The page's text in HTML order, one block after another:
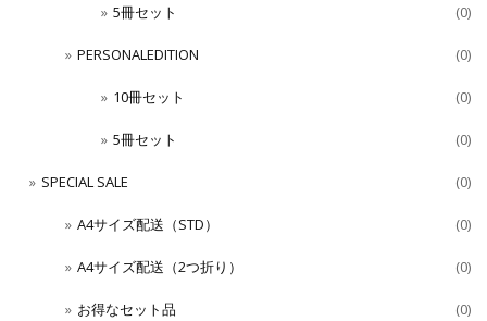
5冊セット (0)
PERSONALEDITION (0)
10冊セット (0)
5冊セット (0)
SPECIAL SALE (0)
A4サイズ配送（STD） (0)
A4サイズ配送（2つ折り） (0)
お得なセット品 (0)